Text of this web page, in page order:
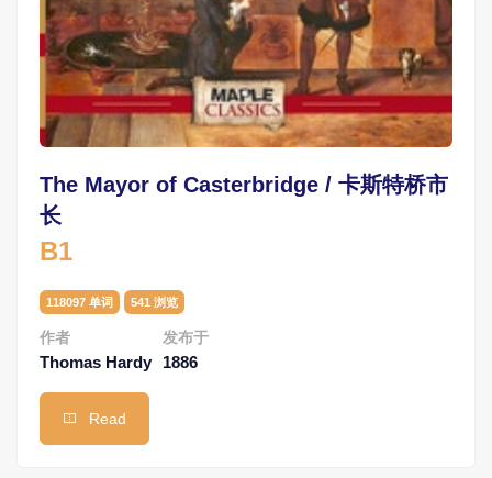
The Mayor of Casterbridge / 卡斯特桥市
长
B1
118097 单词 541 浏览
作者
Thomas Hardy
发布于
1886
Read